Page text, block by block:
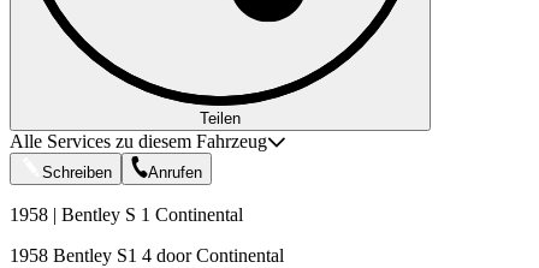
Teilen
Alle Services zu diesem Fahrzeug
Schreiben Anrufen
1958 | Bentley S 1 Continental
1958 Bentley S1 4 door Continental